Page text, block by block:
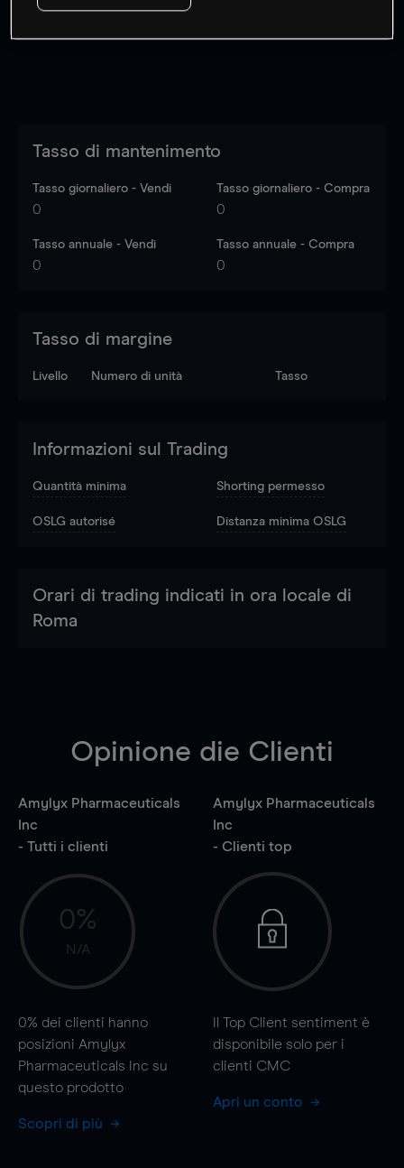
Tasso di mantenimento
Tasso giornaliero - Vendi
0
Tasso giornaliero - Compra
0
Tasso annuale - Vendi
0
Tasso annuale - Compra
0
Tasso di margine
Livello Numero di unità Tasso
Informazioni sul Trading
Quantità minima Shorting permesso
OSLG autorisé Distanza minima OSLG
Orari di trading indicati in ora locale di
Roma
Opinione die Clienti
Amylyx Pharmaceuticals
Inc
- Tutti i clienti
0%
N/A
0% dei clienti hanno
posizioni Amylyx
Pharmaceuticals Inc su
questo prodotto
Scopri di più
Amylyx Pharmaceuticals
Inc
- Clienti top
Il Top Client sentiment è
disponibile solo per i
clienti CMC
Apri un conto